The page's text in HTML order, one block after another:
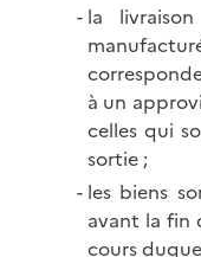
la
à un
celles qui
sortie ;
les biens
avant la fin
cours